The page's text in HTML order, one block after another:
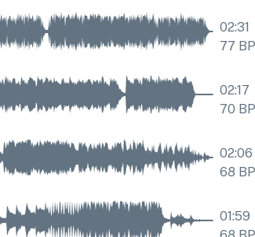
02:31
77
02:17
70
02:06
68
01:59